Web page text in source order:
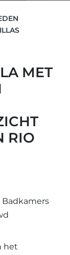
MET
RIO
Badkamers
het